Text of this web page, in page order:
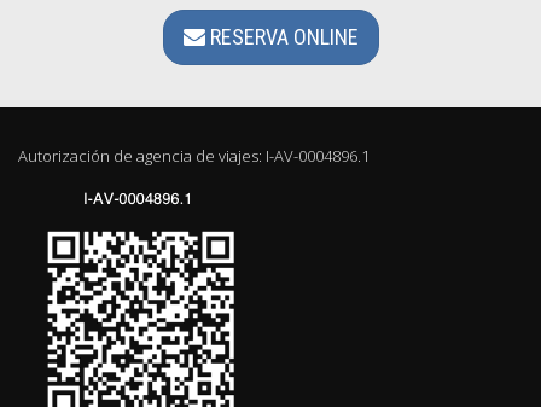
RESERVA ONLINE
Autorización de agencia de viajes: I-AV-0004896.1